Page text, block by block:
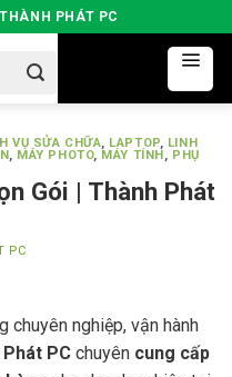
PHÁT PC
VỤ SỬA CHỮA, LAPTOP, LINH
, MÁY PHOTO, MÁY TÍNH, PHỤ
Gói | Thành Phát
PC
chuyên nghiệp, vận hành
PC chuyên cung cấp